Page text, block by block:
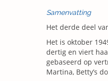
Samenvatting
Het derde deel
Het is oktober
dertig en viert
gebaseerd op
Martina, Betty’s